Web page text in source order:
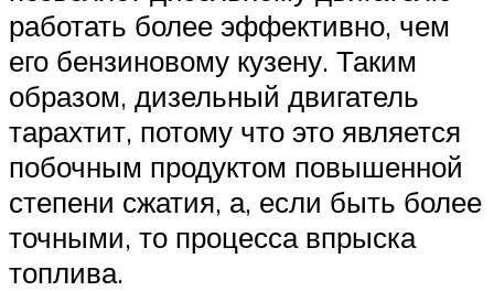
работать более эффективно, чем
его бензиновому кузену. Таким
образом, дизельный двигатель
тарахтит, потому что это является
побочным продуктом повышенной
степени сжатия, а, если быть более
точными, то процесса впрыска
топлива.